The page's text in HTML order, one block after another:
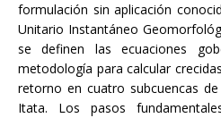
formulación sin aplicación
Unitario Instantáneo
se definen las ecuaciones
metodología para calcular
retorno en cuatro subcuencas
Itata. Los pasos